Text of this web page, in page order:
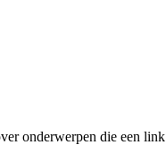
onderwerpen die een link